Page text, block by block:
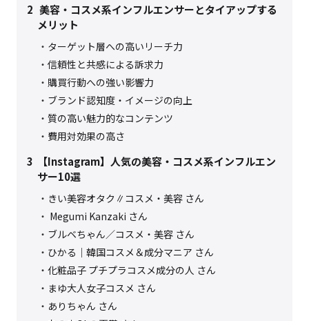
2 美容・コスメ系インフルエンサーとタイアップする
メリット
ターゲット層への高いリーチ力
信頼性と共感による訴求力
購買行動への強い影響力
ブランド認知度・イメージの向上
質の高い魅力的なコンテンツ
費用対効果の高さ
3
【Instagram】人気の美容・コスメ系インフルエン
サー10選
きい美容オタク∥コスメ・美容 さん
Megumi Kanzaki さん
ブルベちゃん／コスメ・美容 さん
ひかる｜韓国コスメ＆成分マニア さん
化粧品子 プチプラコスメ成分の人 さん
まゆ大人女子コスメ さん
ありちゃん さん